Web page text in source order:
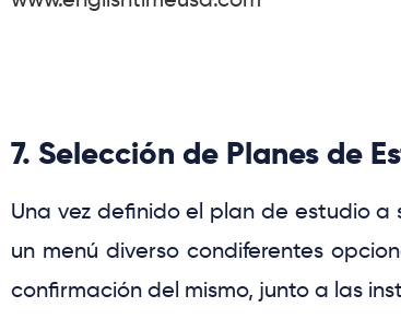
7. Selección de Planes de
Una vez definido el plan de estudio a
un menú diverso condiferentes
confirmación del mismo, junto a las